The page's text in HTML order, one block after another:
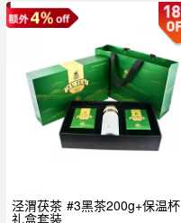
泾渭茯茶 #3黑茶200g+保温杯
礼盒套装